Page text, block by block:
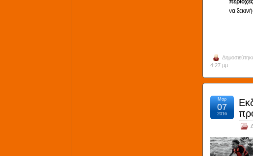
να
4:27 μμ
Μαρ
07
2016